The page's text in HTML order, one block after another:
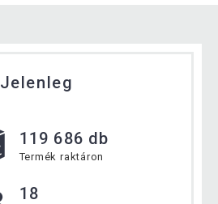
Jelenleg
119 686 db
Termék raktáron
18